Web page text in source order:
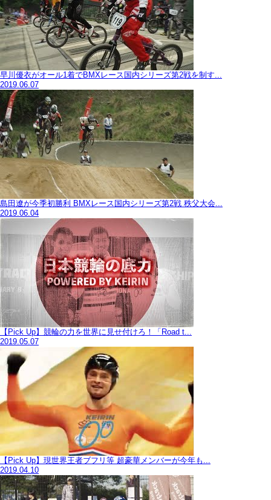
早川優衣がオール1着でBMXレース国内シリーズ第2戦を制す...
2019.06.07
島田遼が今季初勝利 BMXレース国内シリーズ第2戦 秩父大会...
2019.06.04
【Pick Up】競輪の力を世界に見せ付けろ！「Road t...
2019.05.07
【Pick Up】現世界王者ブフリ等 超豪華メンバーが今年も...
2019.04.10